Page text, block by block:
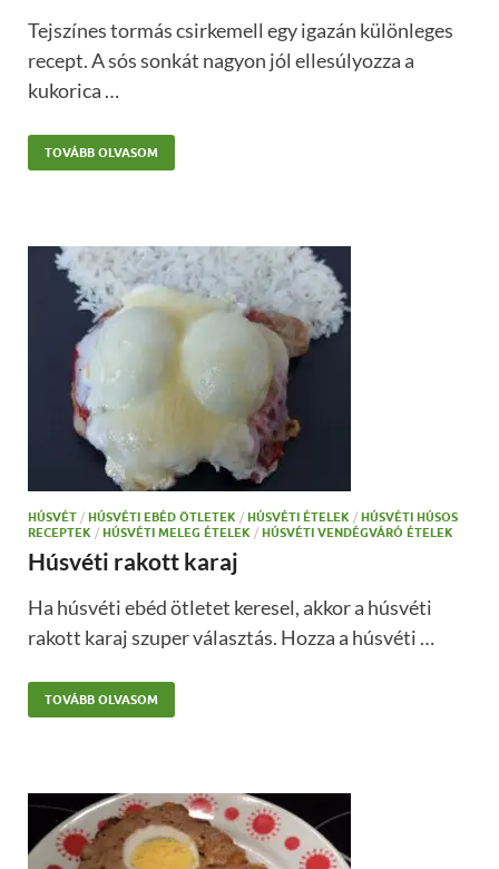
Tejszínes tormás csirkemell egy igazán különleges
recept. A sós sonkát nagyon jól ellesúlyozza a
kukorica …
TOVÁBB OLVASOM
HÚSVÉT / HÚSVÉTI EBÉD ÖTLETEK / HÚSVÉTI ÉTELEK / HÚSVÉTI HÚSOS
RECEPTEK / HÚSVÉTI MELEG ÉTELEK / HÚSVÉTI VENDÉGVÁRÓ ÉTELEK
Húsvéti rakott karaj
Ha húsvéti ebéd ötletet keresel, akkor a húsvéti
rakott karaj szuper választás. Hozza a húsvéti …
TOVÁBB OLVASOM